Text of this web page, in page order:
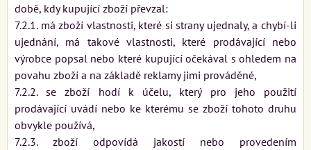
době, kdy kupující zboží převzal:
7.2.1. má zboží vlastnosti, které si strany ujednaly, a chybí-li
ujednání, má takové vlastnosti, které prodávající nebo
výrobce popsal nebo které kupující očekával s ohledem na
povahu zboží a na základě reklamy jimi prováděné,
7.2.2. se zboží hodí k účelu, který pro jeho použití
prodávající uvádí nebo ke kterému se zboží tohoto druhu
obvykle používá,
7.2.3. zboží odpovídá jakostí nebo provedením